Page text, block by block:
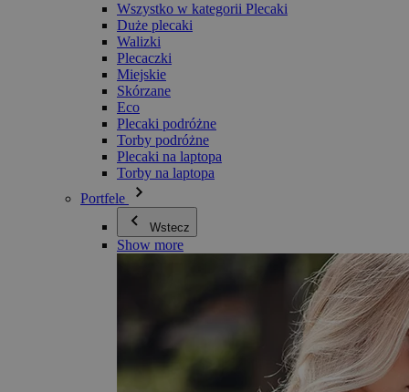
Wszystko w kategorii Plecaki
Duże plecaki
Walizki
Plecaczki
Miejskie
Skórzane
Eco
Plecaki podróżne
Torby podróżne
Plecaki na laptopa
Torby na laptopa
Portfele
Wstecz
Show more